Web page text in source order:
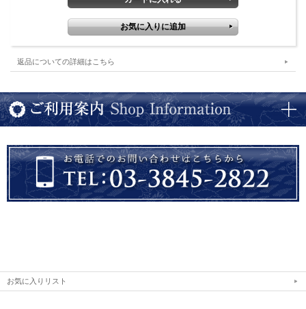
返品についての詳細はこちら
お気に入りリスト